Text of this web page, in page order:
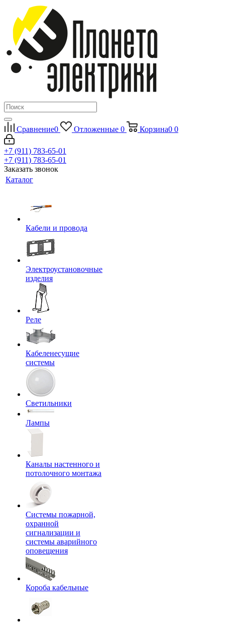
Сравнение0 Отложенные 0 Корзина0 0
+7 (911) 783-65-01
+7 (911) 783-65-01
Заказать звонок
Каталог
Кабели и провода
Электроустановочные
изделия
Реле
Кабеленесущие
системы
Светильники
Лампы
Каналы настенного и
потолочного монтажа
Системы пожарной,
охранной
сигнализации и
системы аварийного
оповещения
Короба кабельные